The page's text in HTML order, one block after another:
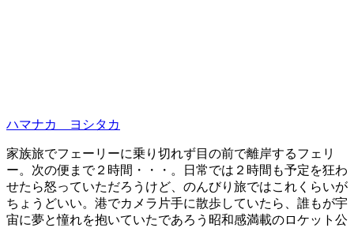
ハマナカ ヨシタカ
家族旅でフェーリーに乗り切れず目の前で離岸するフェリ
ー。次の便まで２時間・・・。日常では２時間も予定を狂わ
せたら怒っていただろうけど、のんびり旅ではこれくらいが
ちょうどいい。港でカメラ片手に散歩していたら、誰もが宇
宙に夢と憧れを抱いていたであろう昭和感満載のロケット公